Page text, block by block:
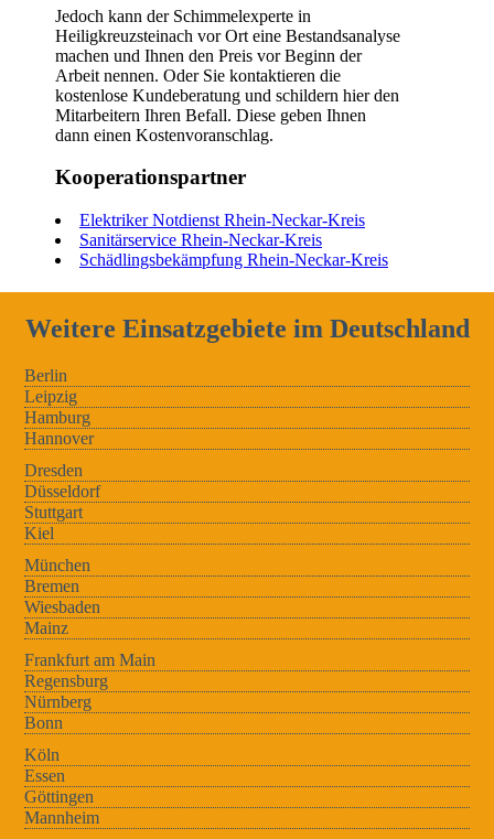
Jedoch kann der Schimmelexperte in
Heiligkreuzsteinach vor Ort eine Bestandsanalyse
machen und Ihnen den Preis vor Beginn der
Arbeit nennen. Oder Sie kontaktieren die
kostenlose Kundeberatung und schildern hier den
Mitarbeitern Ihren Befall. Diese geben Ihnen
dann einen Kostenvoranschlag.
Kooperationspartner
Elektriker Notdienst Rhein-Neckar-Kreis
Sanitärservice Rhein-Neckar-Kreis
Schädlingsbekämpfung Rhein-Neckar-Kreis
Weitere Einsatzgebiete im Deutschland
Berlin
Leipzig
Hamburg
Hannover
Dresden
Düsseldorf
Stuttgart
Kiel
München
Bremen
Wiesbaden
Mainz
Frankfurt am Main
Regensburg
Nürnberg
Bonn
Köln
Essen
Göttingen
Mannheim